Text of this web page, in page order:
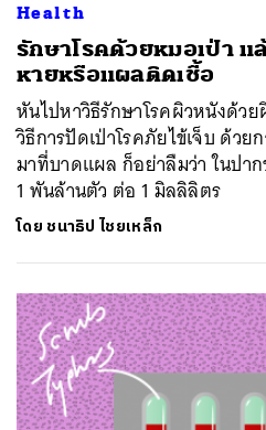
Health
รักษาโรคด้วยหมอเป่า แ
หายหรือแผลติดเชื้อ
หันไปหาวิธีรักษาโรคผิวหนังด้ว
วิธีการปัดเป่าโรคภัยไข้เจ็บ ด้ว
มาที่บาดแผล ก็อย่าลืมว่า ในปา
1 พันล้านตัว ต่อ 1 มิลลิลิตร
โดย ชนาธิป ไชยเหล็ก